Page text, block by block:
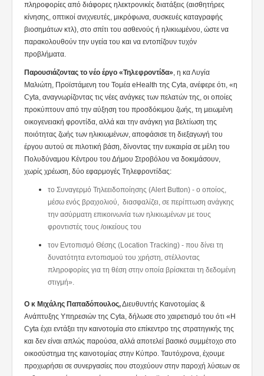
πληροφορίες από διάφορες ηλεκτρονικές διατάξεις (αισθητήρες
κίνησης, οπτικοί ανιχνευτές, μικρόφωνα, συσκευές καταγραφής
βιοσημάτων κτλ), στο σπίτι του ασθενούς ή ηλικιωμένου, ώστε να
παρακολουθούν την υγεία του και να εντοπίζουν τυχόν
προβλήματα.
Παρουσιάζοντας το νέο έργο «Τηλεφροντίδα», η κα Λυγία
Μαλιώτη, Προϊστάμενη του Τομέα eHealth της Cyta, ανέφερε ότι, «η
Cyta, αναγνωρίζοντας τις νέες ανάγκες των πελατών της, οι οποίες
προκύπτουν από την αύξηση του προσδόκιμου ζωής, τη μειωμένη
οικογενειακή φροντίδα, αλλά και την ανάγκη για βελτίωση της
ποιότητας ζωής των ηλικιωμένων, αποφάσισε τη διεξαγωγή του
έργου αυτού σε πιλοτική βάση, δίνοντας την ευκαιρία σε μέλη του
Πολυδύναμου Κέντρου του Δήμου Στροβόλου να δοκιμάσουν,
χωρίς χρέωση, δύο εφαρμογές Tηλεφροντίδας:
το Συναγερμό Τηλεειδοποίησης (Alert Button) - ο οποίος,
μέσω ενός βραχιολιού, διασφαλίζει, σε περίπτωση ανάγκης
την ασύρματη επικοινωνία των ηλικιωμένων με τους
φροντιστές τους /οικείους του
τον Εντοπισμό Θέσης (Location Tracking) - που δίνει τη
δυνατότητα εντοπισμού του χρήστη, στέλλοντας
πληροφορίες για τη θέση στην οποία βρίσκεται τη δεδομένη
στιγμή».
Ο κ Μιχάλης Παπαδόπουλος,Διευθυντής Καινοτομίας &
Ανάπτυξης Υπηρεσιών της Cyta, δήλωσε στο χαιρετισμό του ότι «Η
Cyta έχει εντάξει την καινοτομία στο επίκεντρο της στρατηγικής της
και δεν είναι απλώς παρούσα, αλλά αποτελεί βασικό συμμέτοχο στο
οικοσύστημα της καινοτομίας στην Κύπρο. Ταυτόχρονα, έχουμε
προχωρήσει σε συνεργασίες που στοχεύουν στην παροχή λύσεων σε